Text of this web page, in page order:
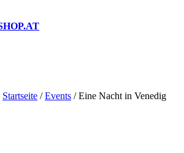
Startseite / Events / Eine Nacht in Venedig